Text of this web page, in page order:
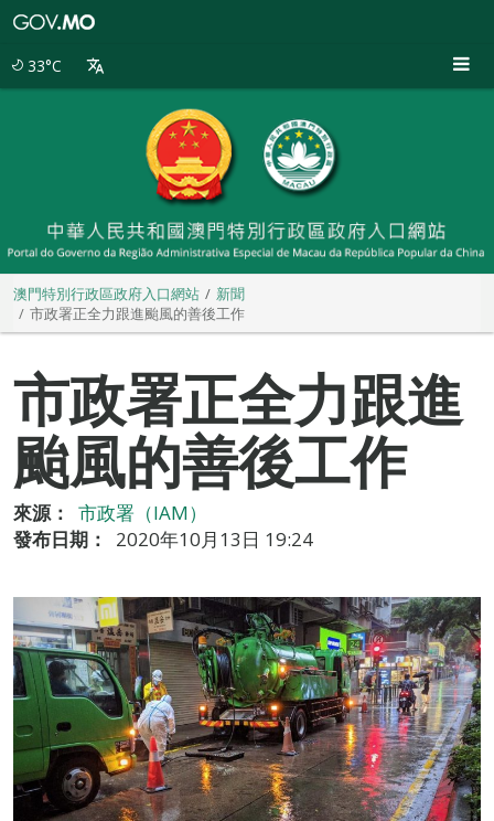
33°C
澳門特別行政區政府入口網站
新聞
市政署正全力跟進颱風的善後工作
市政署正全力跟進
颱風的善後工作
來源：
市政署（IAM）
發布日期：
2020年10月13日 19:24